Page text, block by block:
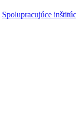
Spolupracujúce